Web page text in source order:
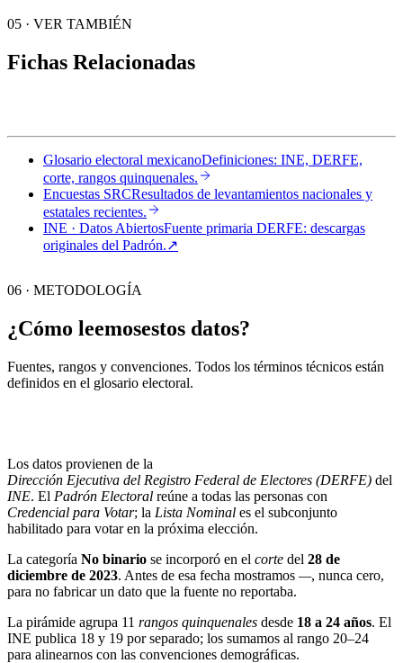
05 · VER TAMBIÉN
Fichas Relacionadas
Glosario electoral mexicanoDefiniciones: INE, DERFE,
corte, rangos quinquenales.
Encuestas SRCResultados de levantamientos nacionales y
estatales recientes.
INE · Datos AbiertosFuente primaria DERFE: descargas
originales del Padrón.↗︎
06 · METODOLOGÍA
¿Cómo leemosestos datos?
Fuentes, rangos y convenciones. Todos los términos técnicos están
definidos en el glosario electoral.
Los datos provienen de la
Dirección Ejecutiva del Registro Federal de Electores (DERFE) del
INE. El Padrón Electoral reúne a todas las personas con
Credencial para Votar; la Lista Nominal es el subconjunto
habilitado para votar en la próxima elección.
La categoría No binario se incorporó en el corte del 28 de
diciembre de 2023. Antes de esa fecha mostramos —, nunca cero,
para no fabricar un dato que la fuente no reportaba.
La pirámide agrupa 11 rangos quinquenales desde 18 a 24 años. El
INE publica 18 y 19 por separado; los sumamos al rango 20–24
para alinearnos con las convenciones demográficas.